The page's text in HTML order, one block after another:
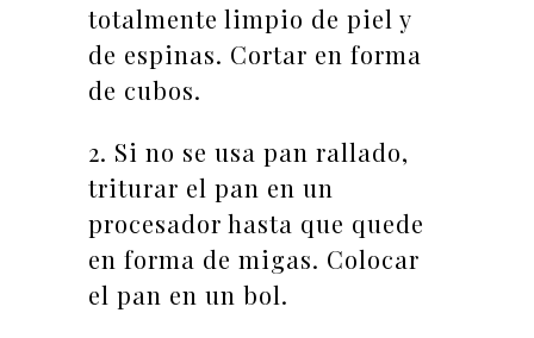
totalmente limpio de piel y
de espinas. Cortar en forma
de cubos.
2. Si no se usa pan rallado,
triturar el pan en un
procesador hasta que quede
en forma de migas. Colocar
el pan en un bol.